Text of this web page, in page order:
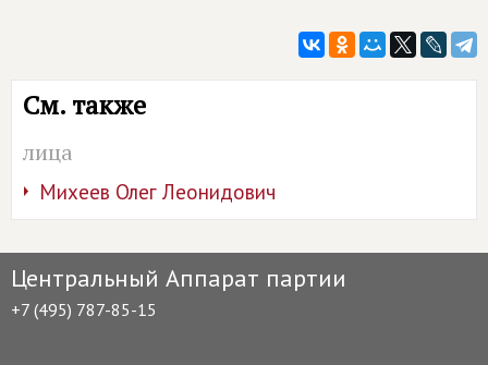
См. также
лица
Михеев Олег Леонидович
Центральный Аппарат партии
+7 (495) 787-85-15